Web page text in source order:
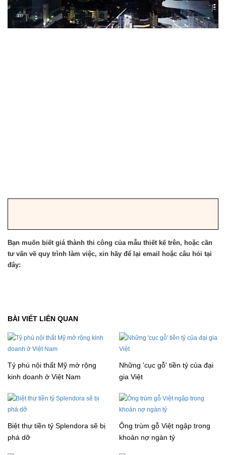
Bạn muốn biết giá thành thi công của mẫu thiết kế trên, hoặc cần
tư vấn về quy trình làm việc, xin hãy để lại email hoặc câu hỏi tại
đây:
BÀI VIẾT LIÊN QUAN
Tỷ phú nội thất Mỹ mở rộng
kinh doanh ở Việt Nam
Những 'cục gỗ' tiền tỷ của đại
gia Việt
Biệt thự tiền tỷ Splendora sẽ bị
phá dỡ
Ông trùm gỗ Việt ngập trong
khoản nợ ngàn tỷ